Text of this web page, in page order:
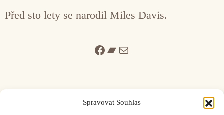
Spravovat Souhlas
Před sto lety se narodil Miles Davis.
Facebook
Bandcamp
Mail